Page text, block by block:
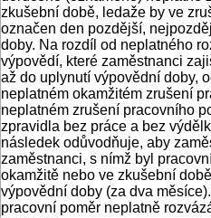
zkušební době, ledaže by ve
označen den pozdější,
doby. Na rozdíl od neplatného
výpovědí, které zaměstnanci
až do uplynutí výpovědní doby,
neplatném okamžitém zrušení
neplatném zrušení pracovního
zpravidla bez práce a bez
následek odůvodňuje, aby
zaměstnanci, s nímž byl
okamžitě nebo ve zkušební
výpovědní doby (za dva
pracovní poměr neplatně